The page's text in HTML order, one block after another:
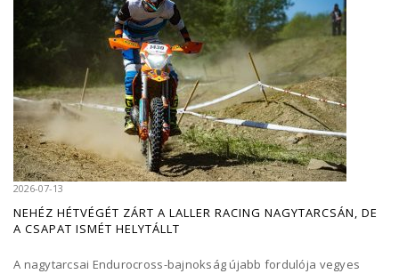
2026-07-13
NEHÉZ HÉTVÉGÉT ZÁRT A LALLER RACING NAGYTARCSÁN, DE
A CSAPAT ISMÉT HELYTÁLLT
A nagytarcsai Endurocross-bajnokság újabb fordulója vegyes